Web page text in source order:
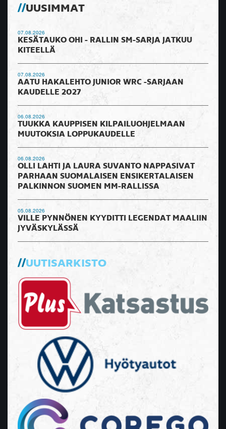
UUSIMMAT
07.08.2026
KESÄTAUKO OHI - RALLIN SM-SARJA JATKUU
KITEELLÄ
07.08.2026
AATU HAKALEHTO JUNIOR WRC -SARJAAN
KAUDELLE 2027
06.08.2026
TUUKKA KAUPPISEN KILPAILUOHJELMAAN
MUUTOKSIA LOPPUKAUDELLE
06.08.2026
OLLI LAHTI JA LAURA SUVANTO NAPPASIVAT
PARHAAN SUOMALAISEN ENSIKERTALAISEN
PALKINNON SUOMEN MM-RALLISSA
05.08.2026
VILLE PYNNÖNEN KYYDITTI LEGENDAT MAALIIN
JYVÄSKYLÄSSÄ
UUTISARKISTO